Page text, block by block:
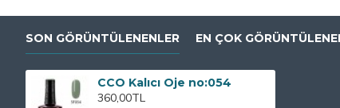
SON GÖRÜNTÜLENENLER EN ÇOK
CCO Kalıcı Oje no:054
360,00TL